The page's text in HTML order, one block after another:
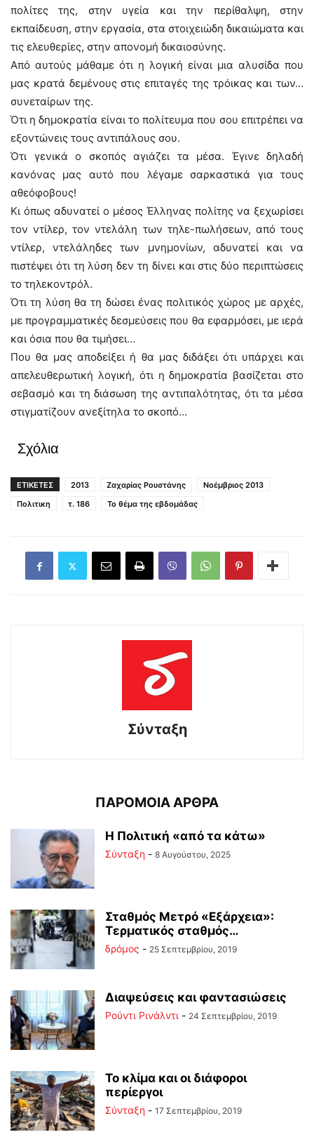
πολίτες της, στην υγεία και την περίθαλψη, στην
εκπαίδευση, στην εργασία, στα στοιχειώδη δικαιώματα και
τις ελευθερίες, στην απονομή δικαιοσύνης.
Από αυτούς μάθαμε ότι η λογική είναι μια αλυσίδα που
μας κρατά δεμένους στις επιταγές της τρόικας και των…
συνεταίρων της.
Ότι η δημοκρατία είναι το πολίτευμα που σου επιτρέπει να
εξοντώνεις τους αντιπάλους σου.
Ότι γενικά ο σκοπός αγιάζει τα μέσα. Έγινε δηλαδή
κανόνας μας αυτό που λέγαμε σαρκαστικά για τους
αθεόφοβους!
Κι όπως αδυνατεί ο μέσος Έλληνας πολίτης να ξεχωρίσει
τον ντίλερ, τον ντελάλη των τηλε-πωλήσεων, από τους
ντίλερ, ντελάληδες των μνημονίων, αδυνατεί και να
πιστέψει ότι τη λύση δεν τη δίνει και στις δύο περιπτώσεις
το τηλεκοντρόλ.
Ότι τη λύση θα τη δώσει ένας πολιτικός χώρος με αρχές,
με προγραμματικές δεσμεύσεις που θα εφαρμόσει, με ιερά
και όσια που θα τιμήσει…
Που θα μας αποδείξει ή θα μας διδάξει ότι υπάρχει και
απελευθερωτική λογική, ότι η δημοκρατία βασίζεται στο
σεβασμό και τη διάσωση της αντιπαλότητας, ότι τα μέσα
στιγματίζουν ανεξίτηλα το σκοπό…
Σχόλια
ΕΤΙΚΕΤΕΣ 2013 Ζαχαρίας Ρουστάνης
Νοέμβριος 2013
Πολιτικη
τ. 186 Το θέμα της εβδομάδας
Σύνταξη
ΠΑΡΟΜΟΙΑ ΑΡΘΡΑ
Η Πολιτική «από τα κάτω»
Σύνταξη - 8 Αυγούστου, 2025
Σταθμός Μετρό «Εξάρχεια»:
Τερματικός σταθμός…
δρόμος - 25 Σεπτεμβρίου, 2019
Διαψεύσεις και φαντασιώσεις
Ρούντι Ρινάλντι - 24 Σεπτεμβρίου, 2019
Το κλίμα και οι διάφοροι
περίεργοι
Σύνταξη - 17 Σεπτεμβρίου, 2019